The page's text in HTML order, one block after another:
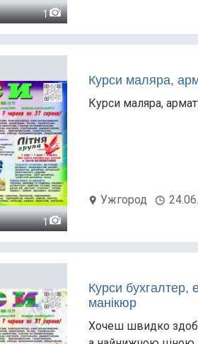
1
1
Курси маляра,
Курси маляра,
Ужгород
Курси бухгалтер,
манікюр
Хочеш швидко